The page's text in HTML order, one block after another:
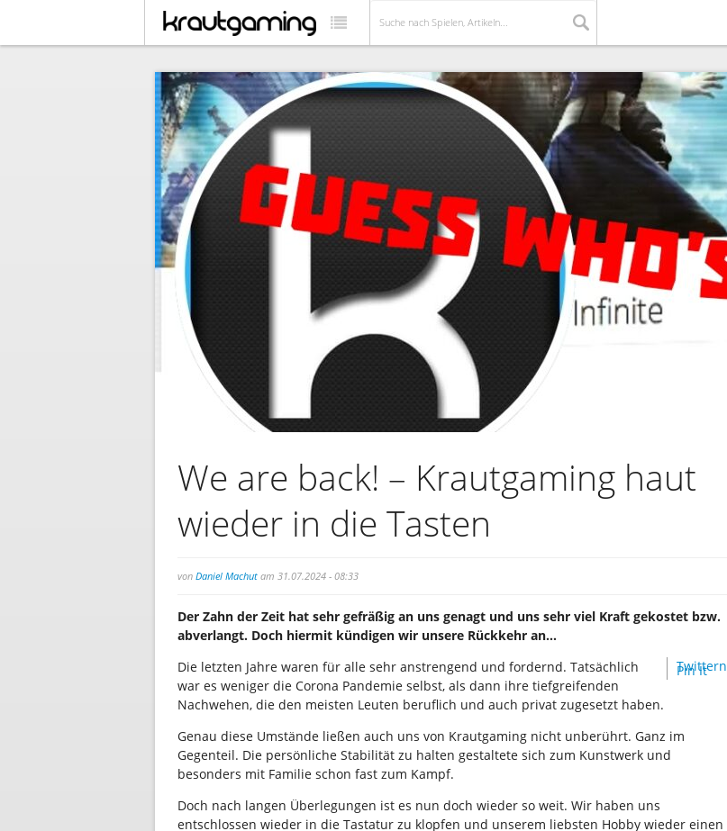
We are back! – Krautgaming haut
wieder in die Tasten
von Daniel Machut am 31.07.2024 - 08:33
Der Zahn der Zeit hat sehr gefräßig an uns genagt und uns sehr viel Kraft gekostet bzw.
abverlangt. Doch hiermit kündigen wir unsere Rückkehr an…
Twittern
Pin It
Die letzten Jahre waren für alle sehr anstrengend und fordernd. Tatsächlich
war es weniger die Corona Pandemie selbst, als dann ihre tiefgreifenden
Nachwehen, die den meisten Leuten beruflich und auch privat zugesetzt haben.
Genau diese Umstände ließen auch uns von Krautgaming nicht unberührt. Ganz im
Gegenteil. Die persönliche Stabilität zu halten gestaltete sich zum Kunstwerk und
besonders mit Familie schon fast zum Kampf.
Doch nach langen Überlegungen ist es nun doch wieder so weit. Wir haben uns
entschlossen wieder in die Tastatur zu klopfen und unserem liebsten Hobby wieder einen